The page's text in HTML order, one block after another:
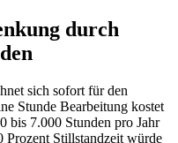
durch
sich sofort für den
Stunde Bearbeitung kostet
bis 7.000 Stunden pro Jahr
Prozent Stillstandzeit würde